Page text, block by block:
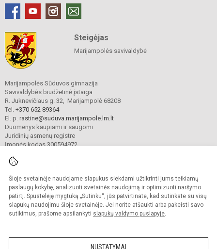
Šioje svetainėje naudojame slapukus siekdami užtikrinti jums teikiamų
paslaugų kokybę, analizuoti svetainės naudojimą ir optimizuoti naršymo
patirtį. Spustelėję mygtuką „Sutinku“, jūs patvirtinate, kad sutinkate su visų
slapukų naudojimu šioje svetainėje. Jei norite atšaukti arba pakeisti savo
sutikimus, prašome apsilankyti slapukų valdymo puslapyje.
NUSTATYMAI
Steigėjas
Marijampolės savivaldybė
Marijampolės Sūduvos gimnazija
Savivaldybės biudžetinė įstaiga
R. Juknevičiaus g. 32, Marijampolė 68208
Tel. +370 652 89364
El. p. rastine@suduva.marijampole.lm.lt
Duomenys kaupiami ir saugomi
Juridinių asmenų registre
Įmonės kodas 300594972
© 2024. Marijampolės Sūduvos gimnazija. Visos teisės saugomos.
Kopijuoti turinį be raštiško įstaigos administracijos sutikimo griežtai draudžiama.
Prieinamumo paraiška Slapukų valdymas
Sumanus būdas atnaujinti